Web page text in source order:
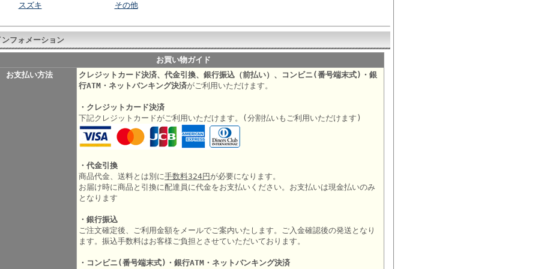
スズキ その他
ンフォメーション
お買い物ガイド
お支払い方法
クレジットカード決済、代金引換、銀行振込（前払い）、コンビニ(番号端末式)・銀
行ATM・ネットバンキング決済がご利用いただけます。
・クレジットカード決済
下記クレジットカードがご利用いただけます。(分割払いもご利用いただけます)
・代金引換
商品代金、送料とは別に手数料324円 が必要になります。
お届け時に商品と引換に配達員に代金をお支払いください。お支払いは現金払いのみ
となります
・銀行振込
ご注文確定後、ご利用金額をメールでご案内いたします。ご入金確認後の発送となり
ます。振込手数料はお客様ご負担とさせていただいております。
・コンビニ(番号端末式)・銀行ATM・ネットバンキング決済